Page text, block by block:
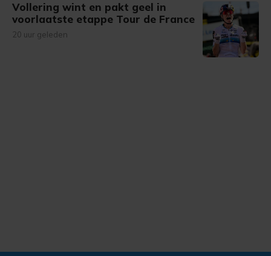
Vollering wint en pakt geel in
voorlaatste etappe Tour de France
20 uur geleden